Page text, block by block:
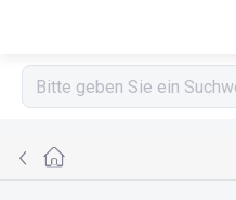
Startseite